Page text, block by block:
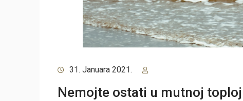
31. Januara 2021.
Nemojte ostati u mutnoj